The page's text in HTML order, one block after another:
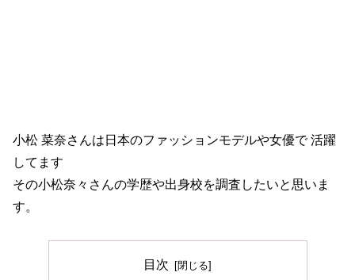
小松 菜奈さんは日本のファッションモデルや女優で 活躍
してます
その小松奈々さんの学歴や出身校を調査したいと思いま
す。
目次